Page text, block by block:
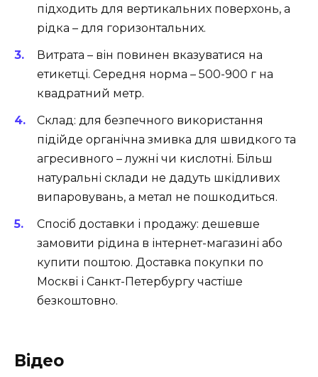
підходить для вертикальних поверхонь, а
рідка – для горизонтальних.
Витрата – він повинен вказуватися на
етикетці. Середня норма – 500-900 г на
квадратний метр.
Склад: для безпечного використання
підійде органічна змивка для швидкого та
агресивного – лужні чи кислотні. Більш
натуральні склади не дадуть шкідливих
випаровувань, а метал не пошкодиться.
Спосіб доставки і продажу: дешевше
замовити рідина в інтернет-магазині або
купити поштою. Доставка покупки по
Москві і Санкт-Петербургу частіше
безкоштовно.
Відео